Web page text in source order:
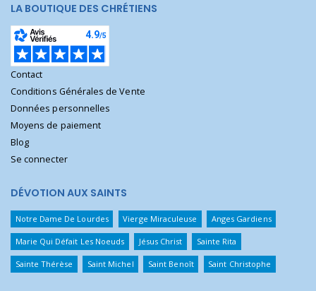
LA BOUTIQUE DES CHRÉTIENS
Contact
Conditions Générales de Vente
Données personnelles
Moyens de paiement
Blog
Se connecter
DÉVOTION AUX SAINTS
Notre Dame De Lourdes Vierge Miraculeuse Anges Gardiens
Marie Qui Défait Les Noeuds Jésus Christ Sainte Rita
Sainte Thérèse Saint Michel Saint Benoît Saint Christophe